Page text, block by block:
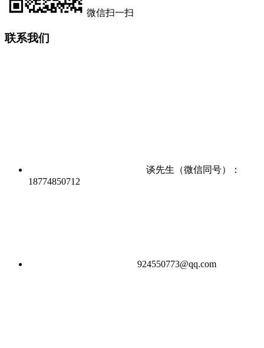
微信扫一扫
联系我们
谈先生（微信同号）：
18774850712
924550773@qq.com